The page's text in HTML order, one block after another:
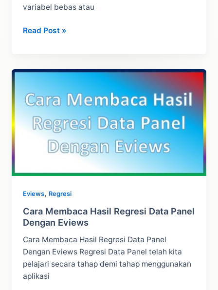
variabel bebas atau
Penjelasan
Read Post »
Eviews, Regresi
Cara Membaca Hasil Regresi Data Panel
Dengan Eviews
Cara Membaca Hasil Regresi Data Panel
Dengan Eviews Regresi Data Panel telah kita
pelajari secara tahap demi tahap menggunakan
aplikasi